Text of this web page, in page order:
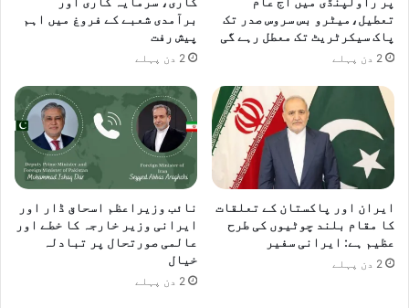
ع
ی
د
م
ن
ئ
تعطیل،میٹرو بس سروس صدر تک
پاک سیکرٹریٹ تک معطل رہے گی
2 دن پہلے
برآمدی شعبے کے فروغ میں اہم
پیش رفت
2 دن پہلے
ایران اور پاکستان کے تعلقات
کا مقام بلند چوٹیوں کی طرح
عظیم ہے: ایرانی سفیر
2 دن پہلے
نائب وزیراعظم اسحاق ڈار اور
ایرانی وزیر خارجہ کا خطے اور
عالمی صورتحال پر تبادلہ
خیال
2 دن پہلے